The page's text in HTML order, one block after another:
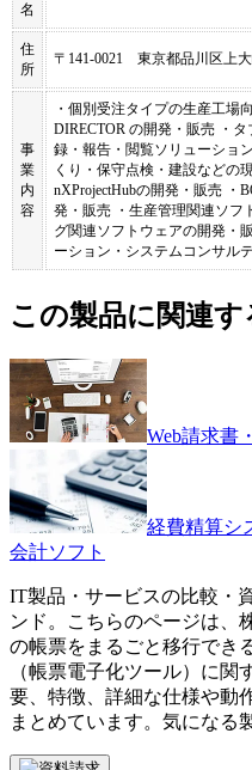
名
住
所
〒141-0021 東京都品川区上
事
業
内
容
・個別受注タイプの生産工場
DIRECTOR の開発・販売 ・
録・報告・閲覧ソリューショ
くり・保守点検・建設などの
nXProjectHubの開発・販売 ・
発・販売 ・生産管理関連ソフ
グ関連ソフトウェアの開発・
ーション・システムコンサル
この製品に関連
Web請求書
経費精算シ
会計ソフト
IT製品・サービスの比較・
ンド。こちらのページは、
の帳票をまるごと移行でき
（帳票電子化ツール）に関
要、特徴、詳細な仕様や動
まとめています。気になる